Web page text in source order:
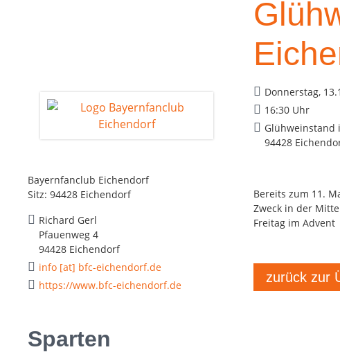
Bayernfanclub Eichendorf
Sitz: 94428 Eichendorf
Richard Gerl
Pfauenweg 4
94428 Eichendorf
info [at] bfc-eichendorf.de
https://www.bfc-eichendorf.de
Sparten
Donnerstag,
16:30 Uhr
Glühweinstand
94428
Bereits zum 11.
Zweck in der
Freitag im Advent
zurück zur